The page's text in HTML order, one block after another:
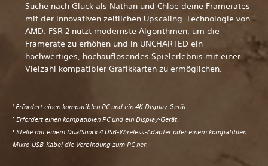
Suche nach Glück als Nathan und Chloe deine Framerates
mit der innovativen zeitlichen Upscaling-Technologie von
AMD. FSR 2 nutzt modernste Algorithmen, um die
Framerate zu erhöhen und in UNCHARTED ein
hochwertiges, hochauflösendes Spielerlebnis mit einer
Vielzahl kompatibler Grafikkarten zu ermöglichen.
1 Erfordert einen kompatiblen PC und ein 4K-Display-Gerät.
2 Erfordert einen kompatiblen PC und ein Display-Gerät.
3 Stelle mit einem DualShock 4 USB-Wireless-Adapter oder einem kompatiblen
Mikro-USB-Kabel die Verbindung zum PC her.